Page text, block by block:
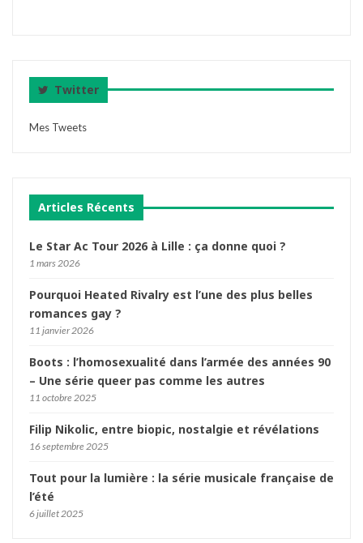
Twitter
Mes Tweets
Articles Récents
Le Star Ac Tour 2026 à Lille : ça donne quoi ?
1 mars 2026
Pourquoi Heated Rivalry est l’une des plus belles
romances gay ?
11 janvier 2026
Boots : l’homosexualité dans l’armée des années 90
– Une série queer pas comme les autres
11 octobre 2025
Filip Nikolic, entre biopic, nostalgie et révélations
16 septembre 2025
Tout pour la lumière : la série musicale française de
l’été
6 juillet 2025